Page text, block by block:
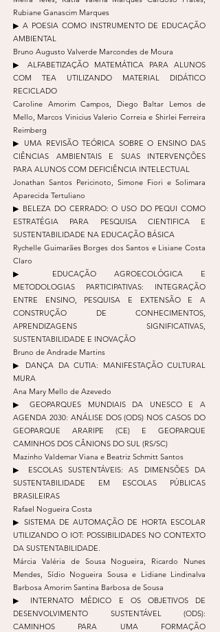
Rubiane Ganascim Marques
▶︎ A POESIA COMO INSTRUMENTO DE EDUCAÇÃO
AMBIENTAL
Bruno Augusto Valverde Marcondes de Moura
▶︎ ALFABETIZAÇÃO MATEMÁTICA PARA ALUNOS
COM TEA UTILIZANDO MATERIAL DIDÁTICO
RECICLADO
Caroline Amorim Campos, Diego Baltar Lemos de
Mello, Marcos Vinicius Valerio Correia e Shirlei Ferreira
Reimberg
▶︎ UMA REVISÃO TEÓRICA SOBRE O ENSINO DAS
CIÊNCIAS AMBIENTAIS E SUAS INTERVENÇÕES
PARA ALUNOS COM DEFICIÊNCIA INTELECTUAL
Jonathan Santos Pericinoto, Simone Fiori e Solimara
Aparecida Tertuliano
▶︎ BELEZA DO CERRADO: O USO DO PEQUI COMO
ESTRATÉGIA PARA PESQUISA CIENTIFICA E
SUSTENTABILIDADE NA EDUCAÇÃO BÁSICA
Rychelle Guimarães Borges dos Santos e Lisiane Costa
Claro
▶︎ EDUCAÇÃO AGROECOLÓGICA E
METODOLOGIAS PARTICIPATIVAS: INTEGRAÇÃO
ENTRE ENSINO, PESQUISA E EXTENSÃO E A
CONSTRUÇÃO DE CONHECIMENTOS,
APRENDIZAGENS SIGNIFICATIVAS,
SUSTENTABILIDADE E INOVAÇÃO
Bruno de Andrade Martins
▶︎ DANÇA DA CUTIA: MANIFESTAÇÃO CULTURAL
MURA
Ana Mary Mello de Azevedo
▶︎ GEOPARQUES MUNDIAIS DA UNESCO E A
AGENDA 2030: ANÁLISE DOS (ODS) NOS CASOS DO
GEOPARQUE ARARIPE (CE) E GEOPARQUE
CAMINHOS DOS CÂNIONS DO SUL (RS/SC)
Mazinho Valdemar Viana e Beatriz Schmitt Santos
▶︎ ESCOLAS SUSTENTÁVEIS: AS DIMENSÕES DA
SUSTENTABILIDADE EM ESCOLAS PÚBLICAS
BRASILEIRAS
Rafael Nogueira Costa
▶︎ SISTEMA DE AUTOMAÇÃO DE HORTA ESCOLAR
UTILIZANDO O IOT: POSSIBILIDADES NO CONTEXTO
DA SUSTENTABILIDADE.
Márcia Valéria de Sousa Nogueira, Ricardo Nunes
Mendes, Sídio Nogueira Sousa e Lidiane Lindinalva
Barbosa Amorim Santina Barbosa de Sousa
▶︎ INTERNATO MÉDICO E OS OBJETIVOS DE
DESENVOLVIMENTO SUSTENTÁVEL (ODS):
CAMINHOS PARA UMA FORMAÇÃO